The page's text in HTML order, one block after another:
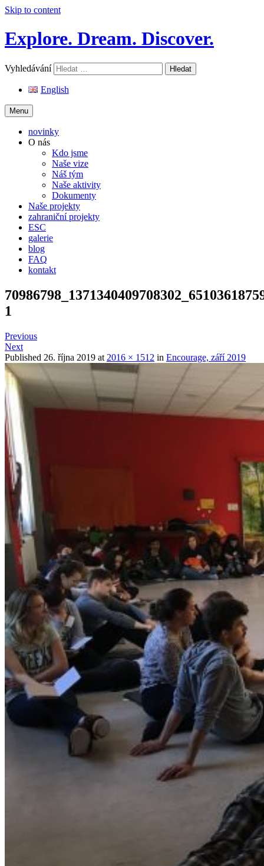
Skip to content
Explore. Dream. Discover.
Vyhledávání
English
Menu
novinky
O nás
Kdo jsme
Naše vize
Náš tým
Naše aktivity
Dokumenty
Naše projekty
zahraniční projekty
ESC
galerie
blog
FAQ
kontakt
1
Previous
Next
Published 26. října 2019 at 2016 × 1512 in Encourage, září 2019